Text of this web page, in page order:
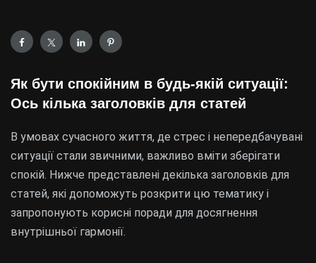
Як бути спокійним в будь-якій ситуації:
Ось кілька заголовків для статей
В умовах сучасного життя, де стрес і непередбачувані
ситуації стали звичними, важливо вміти зберігати
спокій. Нижче представлені декілька заголовків для
статей, які допоможуть розкрити цю тематику і
запропонують корисні поради для досягнення
внутрішньої гармонії.